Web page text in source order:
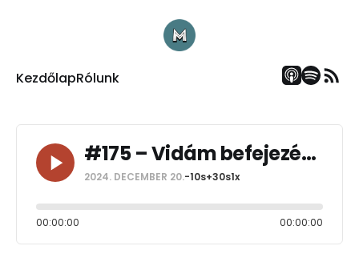
KezdőlapRólunk
#175 – Vidám befejezés (alt. deep cleaning)
2024. DECEMBER 20.-10s+30s1x
00:00:00 00:00:00